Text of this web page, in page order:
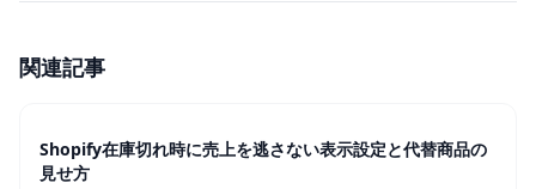
関連記事
Shopify在庫切れ時に売上を逃さない表示設定と代替商品の
見せ方